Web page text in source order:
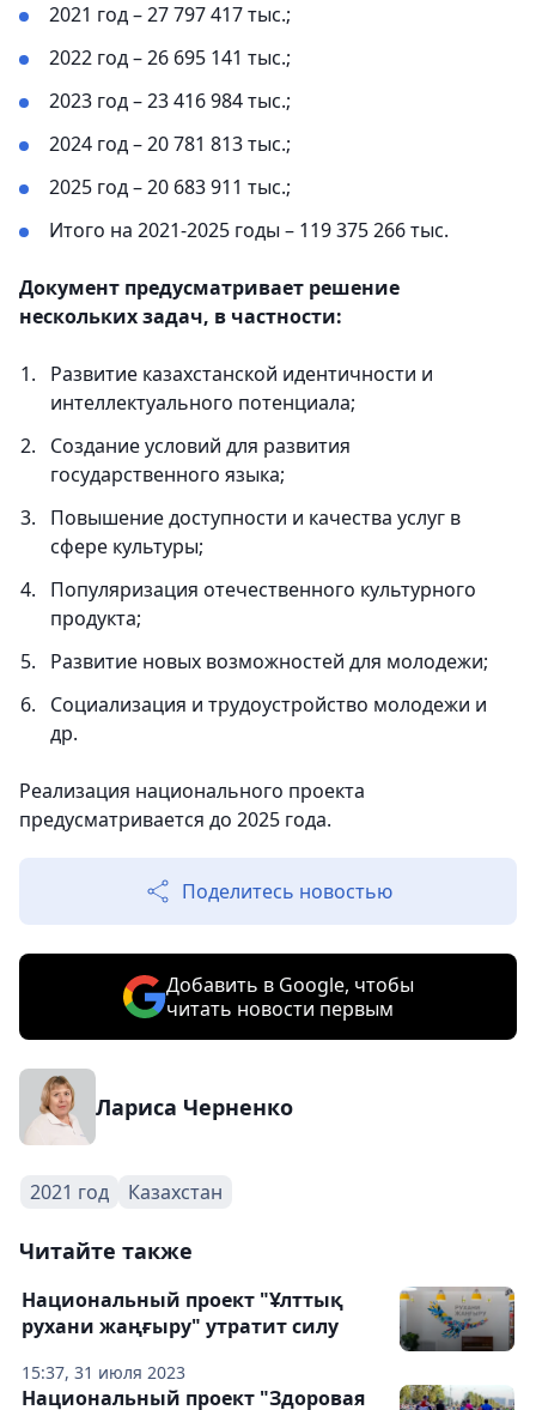
2021 год – 27 797 417 тыс.;
2022 год – 26 695 141 тыс.;
2023 год – 23 416 984 тыс.;
2024 год – 20 781 813 тыс.;
2025 год – 20 683 911 тыс.;
Итого на 2021-2025 годы – 119 375 266 тыс.
Документ предусматривает решение
нескольких задач, в частности:
Развитие казахстанской идентичности и
интеллектуального потенциала;
Создание условий для развития
государственного языка;
Повышение доступности и качества услуг в
сфере культуры;
Популяризация отечественного культурного
продукта;
Развитие новых возможностей для молодежи;
Социализация и трудоустройство молодежи и
др.
Реализация национального проекта
предусматривается до 2025 года.
Поделитесь новостью
Добавить в Google, чтобы
читать новости первым
Лариса Черненко
2021 год Казахстан
Читайте также
15:37, 31 июля 2023
Национальный проект "Ұлттық
рухани жаңғыру" утратит силу
Национальный проект "Здоровая